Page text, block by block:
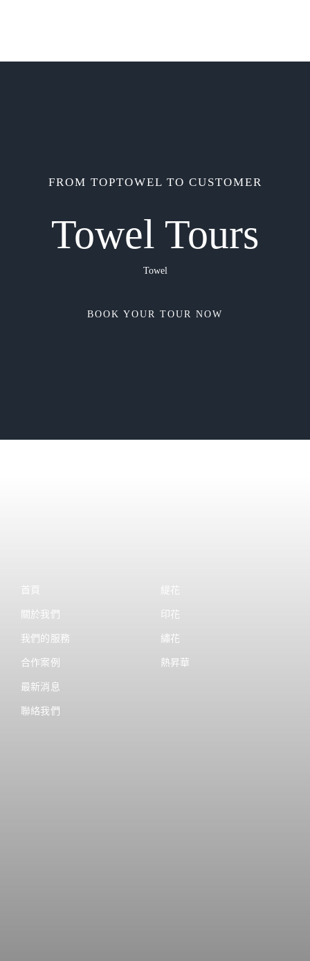
FROM TOPTOWEL TO CUSTOMER
Towel Tours
Towel
BOOK YOUR TOUR NOW
首頁
關於我們
我們的服務
合作案例
最新消息
聯絡我們
緹花
印花
繡花
熱昇華